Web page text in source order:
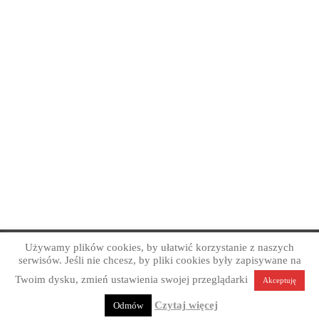
Copyright © Art Grafika Studio Reklamy 2026
Profesjonalne projektowanie graficzne. Obsługa firm z
Sandomierza, okolic i całej Polski.
Polityka prywatności
Używamy plików cookies, by ułatwić korzystanie z naszych
serwisów. Jeśli nie chcesz, by pliki cookies były zapisywane na
Twoim dysku, zmień ustawienia swojej przeglądarki
Akceptuję
Odmów Czytaj więcej